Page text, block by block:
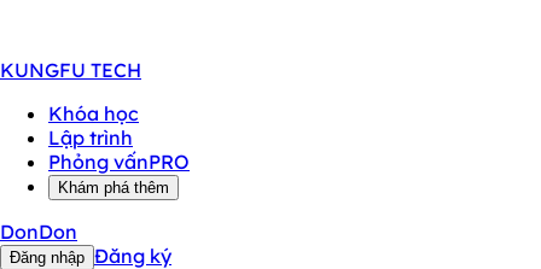
KUNGFU TECH
Khóa học
Lập trình
Phỏng vấnPRO
Khám phá thêm
DonDon
Đăng nhập Đăng ký